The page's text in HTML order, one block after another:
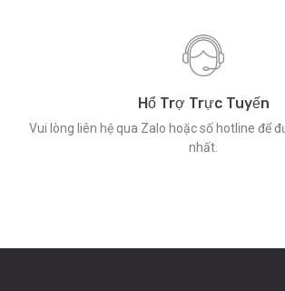
Hổ Trợ Trực Tuyến
Vui lòng liên hệ qua Zalo hoặc số hotline để
nhất.